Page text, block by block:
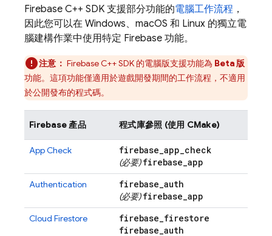
Firebase C++ SDK 支援部分功能的電腦工作流程 ，
因此您可以在 Windows、macOS 和 Linux 的獨立電
腦建構作業中使用特定 Firebase 功能。
注意： FirebaseC++SDK 的電腦版支援功能為 Beta 版
功能。這項功能僅適用於遊戲開發期間的工作流程，不適用
於公開發布的程式碼。
Firebase 產品 程式庫參照 (使用 CMake)
App Check firebase_app_check
(必要) firebase_app
Authentication firebase_auth
(必要) firebase_app
Cloud Firestore firebase_firestore
firebase_auth